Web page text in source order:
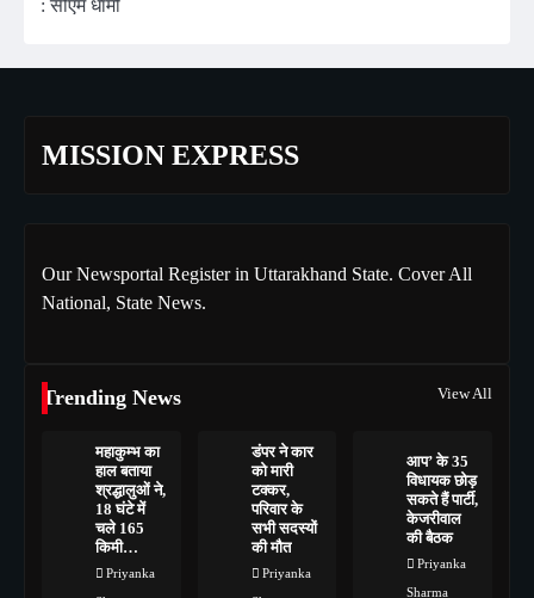
: सीएम धामी
MISSION EXPRESS
Our Newsportal Register in Uttarakhand State. Cover All
National, State News.
Trending News View All
महाकुम्भ का
हाल बताया
श्रद्धालुओं ने,
18 घंटे में
चले 165
किमी…
Priyanka
डंपर ने कार
को मारी
टक्कर,
परिवार के
सभी सदस्यों
की मौत
Priyanka
आप’ के 35
विधायक छोड़
सकते हैं पार्टी,
केजरीवाल
की बैठक
Priyanka
Sharma